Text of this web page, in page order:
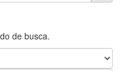
de busca.